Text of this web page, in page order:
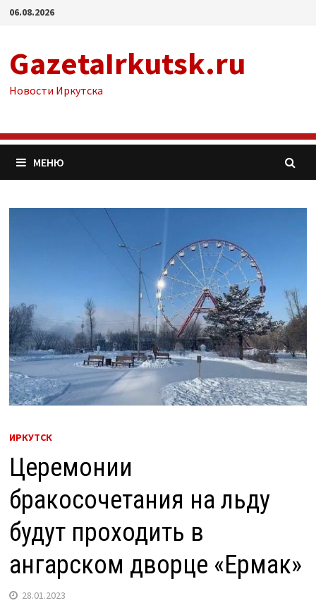
Перейти
06.08.2026
GazetaIrkutsk.ru
Новости Иркутска
МЕНЮ
ИРКУТСК
Церемонии
бракосочетания на льду
будут проходить в
ангарском дворце «Ермак»
28.01.2023